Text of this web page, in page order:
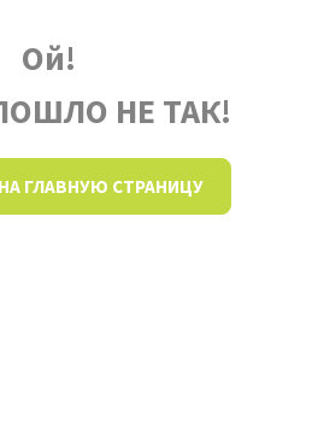
Ой!
НЕ ТАК!
ГЛАВНУЮ СТРАНИЦУ